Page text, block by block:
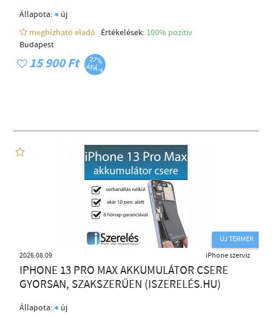
Állapota: ● új
megbízható eladó
Értékelések: 100% pozítiv
Budapest
15 900 Ft
ÚJ TERMÉK
2026.08.09
iPhone szerviz
IPHONE 13 PRO MAX AKKUMULÁTOR CSERE
GYORSAN, SZAKSZERŰEN (ISZERELÉS.HU)
Állapota: ● új